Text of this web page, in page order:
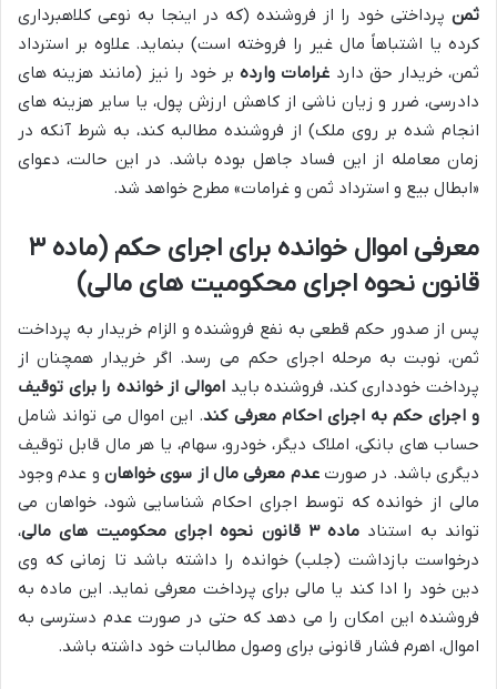
ثمن پرداختی خود را از فروشنده (که در اینجا به نوعی کلاهبرداری
کرده یا اشتباهاً مال غیر را فروخته است) بنماید. علاوه بر استرداد
ثمن، خریدار حق دارد غرامات واردهبر خود را نیز (مانند هزینه های
دادرسی، ضرر و زیان ناشی از کاهش ارزش پول، یا سایر هزینه های
انجام شده بر روی ملک) از فروشنده مطالبه کند، به شرط آنکه در
زمان معامله از این فساد جاهل بوده باشد. در این حالت، دعوای
«ابطال بیع و استرداد ثمن و غرامات» مطرح خواهد شد.
معرفی اموال خوانده برای اجرای حکم (ماده ۳
قانون نحوه اجرای محکومیت های مالی)
پس از صدور حکم قطعی به نفع فروشنده و الزام خریدار به پرداخت
ثمن، نوبت به مرحله اجرای حکم می رسد. اگر خریدار همچنان از
پرداخت خودداری کند، فروشنده باید اموالی از خوانده را برای توقیف
و اجرای حکم به اجرای احکام معرفی کند. این اموال می تواند شامل
حساب های بانکی، املاک دیگر، خودرو، سهام، یا هر مال قابل توقیف
دیگری باشد. در صورتعدم معرفی مال از سوی خواهان و عدم وجود
مالی از خوانده که توسط اجرای احکام شناسایی شود، خواهان می
تواند به استناد ماده ۳ قانون نحوه اجرای محکومیت های مالی
،
درخواست بازداشت (جلب) خوانده را داشته باشد تا زمانی که وی
دین خود را ادا کند یا مالی برای پرداخت معرفی نماید. این ماده به
فروشنده این امکان را می دهد که حتی در صورت عدم دسترسی به
اموال، اهرم فشار قانونی برای وصول مطالبات خود داشته باشد.